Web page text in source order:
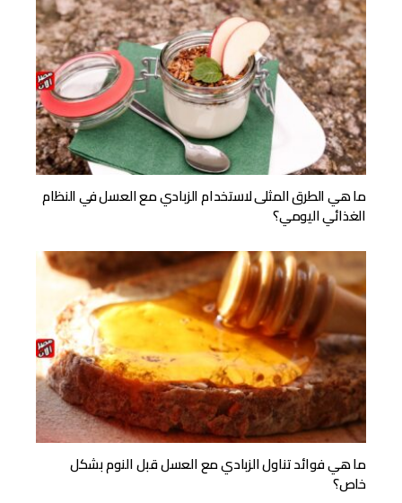
ما هي الطرق المثلى لاستخدام الزبادي مع العسل في النظام
الغذائي اليومي؟
ما هي فوائد تناول الزبادي مع العسل قبل النوم بشكل
خاص؟